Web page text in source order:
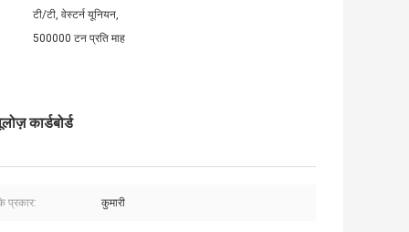
टी/टी, वेस्टर्न यूनियन,
500000 टन प्रति माह
कार्डबोर्ड
प्रकार: कुमारी